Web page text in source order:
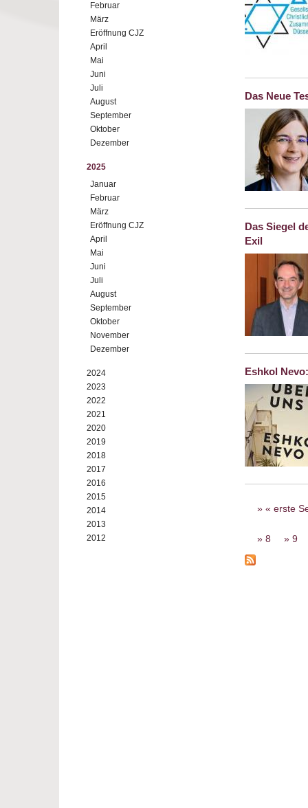
Februar
März
Eröffnung CJZ
April
Mai
Juni
Juli
August
September
Oktober
Dezember
2025
Januar
Februar
März
Eröffnung CJZ
April
Mai
Juni
Juli
August
September
Oktober
November
Dezember
2024
2023
2022
2021
2020
2019
2018
2017
2016
2015
2014
2013
2012
Das Neue
Das Siegel
Exil
Eshkol
Seiten
« erste
8 9